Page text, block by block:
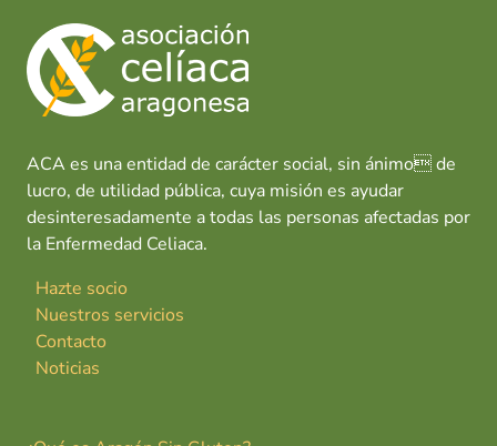
ACA es una entidad de carácter social, sin ánimo de
lucro, de utilidad pública, cuya misión es ayudar
desinteresadamente a todas las personas afectadas por
la Enfermedad Celiaca.
Hazte socio
Nuestros servicios
Contacto
Noticias